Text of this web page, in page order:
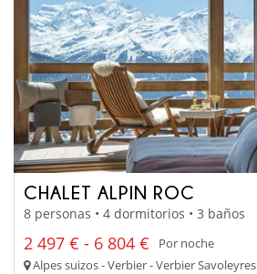
CHALET ALPIN ROC
8 personas • 4 dormitorios • 3 baños
2 497 € - 6 804 €
Por noche
Alpes suizos - Verbier - Verbier Savoleyres